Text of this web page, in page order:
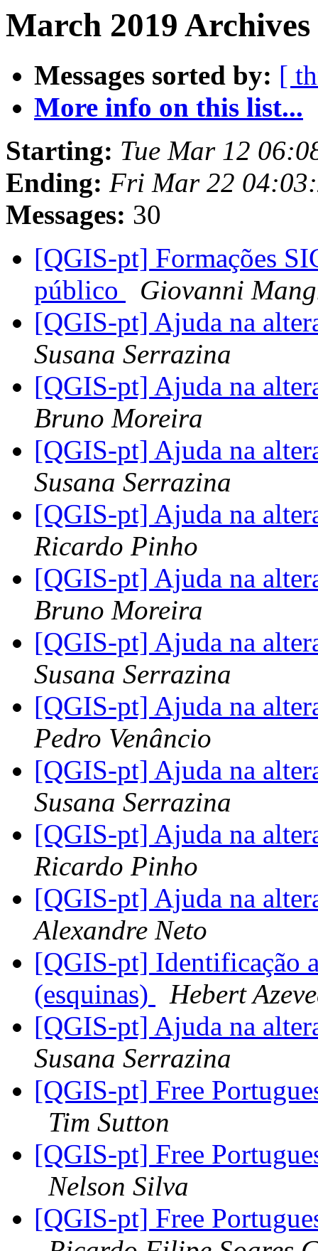
March 2019
Messages sorted by: [
More info on this list...
Starting: Tue Mar 12
Ending: Fri Mar 22
Messages: 30
[QGIS-pt] Formações
público
Giovanni
[QGIS-pt] Ajuda na
Susana Serrazina
[QGIS-pt] Ajuda na
Bruno Moreira
[QGIS-pt] Ajuda na
Susana Serrazina
[QGIS-pt] Ajuda na
Ricardo Pinho
[QGIS-pt] Ajuda na
Bruno Moreira
[QGIS-pt] Ajuda na
Susana Serrazina
[QGIS-pt] Ajuda na
Pedro Venâncio
[QGIS-pt] Ajuda na
Susana Serrazina
[QGIS-pt] Ajuda na
Ricardo Pinho
[QGIS-pt] Ajuda na
Alexandre Neto
[QGIS-pt] Identificação
(esquinas)
Hebert
[QGIS-pt] Ajuda na
Susana Serrazina
[QGIS-pt] Free
Tim Sutton
[QGIS-pt] Free
Nelson Silva
[QGIS-pt] Free